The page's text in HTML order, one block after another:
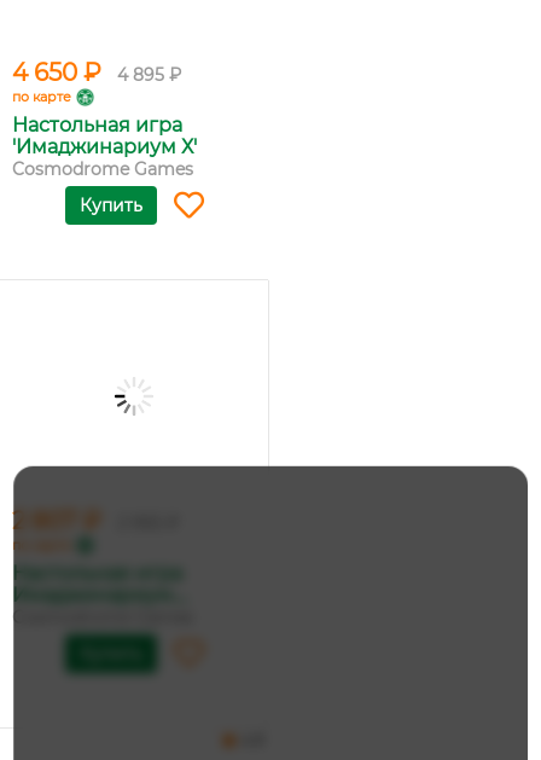
4 650 ₽ 4 895 ₽
по карте
Настольная игра
'Имаджинариум Х'
Cosmodrome Games
Купить
2 807 ₽
по карте
Настольная игра
Cosmodrome Games